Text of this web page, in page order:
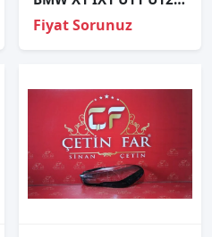
Fiyat Sorunuz